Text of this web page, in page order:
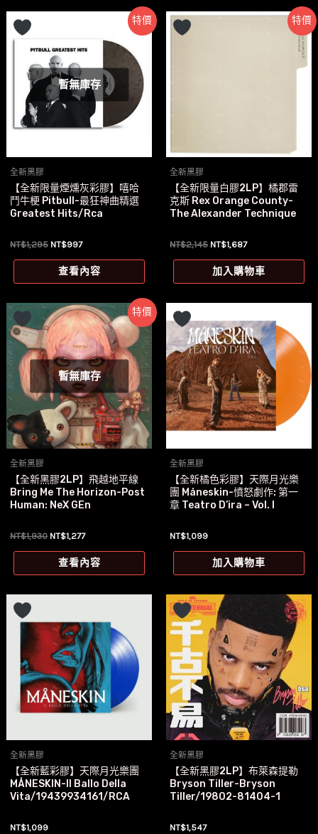
特價
暫無庫存
全新黑膠
【全新限量煙燻灰彩膠】嘻哈
鬥牛梗 Pitbull-最狂神曲精選
Greatest Hits/Rca
NT$1,295 原
價
格：
NT$997目
價
格：
查看內容
特價
全新黑膠
【全新限量白膠2LP】橘郡雷
克斯 Rex Orange County-
The Alexander Technique
NT$2,145 原
價
格：
NT$1,687目
價
格：
加入購物車
特價
暫無庫存
全新黑膠
【全新黑膠2LP】飛越地平線
Bring Me The Horizon-Post
Human: NeX GEn
NT$1,930 原
價
格：
NT$1,277目
價
格：
查看內容
全新黑膠
【全新橘色彩膠】天際月光樂
團 Måneskin-憤怒劇作: 第一
章 Teatro D’ira – Vol. I
NT$1,099
加入購物車
全新黑膠
【全新藍彩膠】天際月光樂團
MÅNESKIN-Il Ballo Della
Vita/19439934161/RCA
NT$1,099
全新黑膠
【全新黑膠2LP】布萊森提勒
Bryson Tiller-Bryson
Tiller/19802-81404-1
NT$1,547